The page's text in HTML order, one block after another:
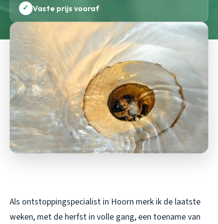
✓ Vaste prijs vooraf
Als ontstoppingspecialist in Hoorn merk ik de laatste
weken, met de herfst in volle gang, een toename van